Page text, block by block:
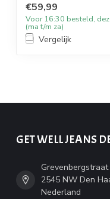
€59,99
Voor 16:30 besteld,
(ma t/m za)
Vergelijk
GET WELL JEANS
Grevenbergstraat
2545 NW Den
Nederland